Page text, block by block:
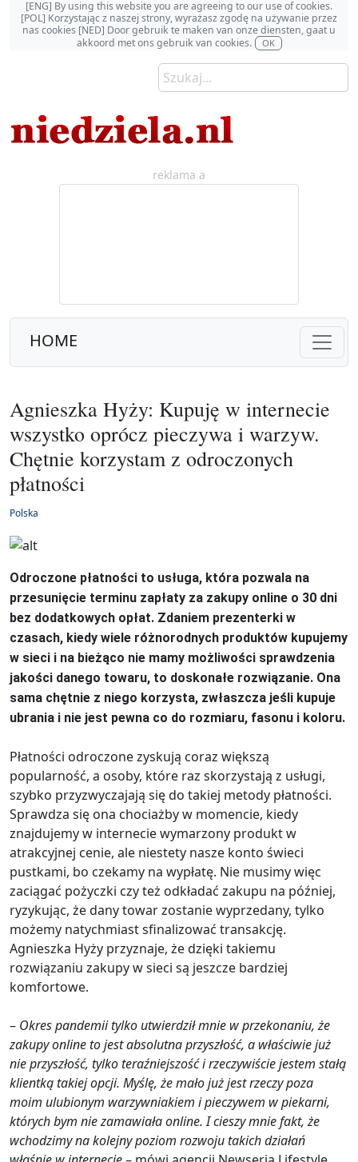
[ENG] By using this website you are agreeing to our use of cookies.
[POL] Korzystając z naszej strony, wyrażasz zgodę na używanie przez
nas cookies [NED] Door gebruik te maken van onze diensten, gaat u
akkoord met ons gebruik van cookies.
OK
reklama a
HOME
Agnieszka Hyży: Kupuję w internecie
wszystko oprócz pieczywa i warzyw.
Chętnie korzystam z odroczonych
płatności
Polska
Odroczone płatności to usługa, która pozwala na
przesunięcie terminu zapłaty za zakupy online o 30 dni
bez dodatkowych opłat. Zdaniem prezenterki w
czasach, kiedy wiele różnorodnych produktów kupujemy
w sieci i na bieżąco nie mamy możliwości sprawdzenia
jakości danego towaru, to doskonałe rozwiązanie. Ona
sama chętnie z niego korzysta, zwłaszcza jeśli kupuje
ubrania i nie jest pewna co do rozmiaru, fasonu i koloru.
Płatności odroczone zyskują coraz większą
popularność, a osoby, które raz skorzystają z usługi,
szybko przyzwyczajają się do takiej metody płatności.
Sprawdza się ona chociażby w momencie, kiedy
znajdujemy w internecie wymarzony produkt w
atrakcyjnej cenie, ale niestety nasze konto świeci
pustkami, bo czekamy na wypłatę. Nie musimy więc
zaciągać pożyczki czy też odkładać zakupu na później,
ryzykując, że dany towar zostanie wyprzedany, tylko
możemy natychmiast sfinalizować transakcję.
Agnieszka Hyży przyznaje, że dzięki takiemu
rozwiązaniu zakupy w sieci są jeszcze bardziej
komfortowe.
– Okres pandemii tylko utwierdził mnie w przekonaniu, że
zakupy online to jest absolutna przyszłość, a właściwie już
nie przyszłość, tylko teraźniejszość i rzeczywiście jestem stałą
klientką takiej opcji. Myślę, że mało już jest rzeczy poza
moim ulubionym warzywniakiem i pieczywem w piekarni,
których bym nie zamawiała online. I cieszy mnie fakt, że
wchodzimy na kolejny poziom rozwoju takich działań